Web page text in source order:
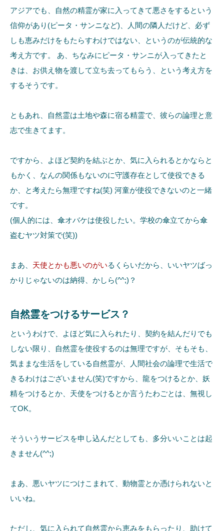
アジアでも、自然の精霊が家に入ってきて悪さをするという
信仰があり(ピータ・サンニなど)、人間の隣人だけど、必ず
しも恵みだけをもたらすわけではない、というのが伝統的な
考え方です。 あ、ちなみにピータ・サンニが入ってきたと
きは、お供え物を渡して立ち去ってもらう、という考え方を
するそうです。
ともあれ、自然霊は土地や森に宿る精霊で、彼らの論理と意
志で生きてます。
ですから、よほど契約を結ぶとか、気に入られるとかならと
もかく、なんの関係もないのに守護存在として使役できる
か、と考えたら無理ですね(笑) 河童が使役できないのと一緒
です。
(個人的には、傘オバケは使役したい。学校の傘立てから傘
盗むヤツ対策で(笑))
まあ、 天使とかも悪いのがいるくらいだから、いいヤツばっ
かりじゃないのは納得、かしら(^^;)？
自然霊をつけるサービス？
というわけで、よほど気に入られたり、契約を結んだりでも
しない限り、自然霊を使役するのは無理ですが、そもそも、
気ままな生活をしている自然霊が、人間社会の論理で生活で
きるわけはございません(笑)ですから、龍をつけるとか、妖
精をつけるとか、天使をつけるとか言うたわごとは、無視し
てOK。
そういうサービスを申し込んだとしても、多分いいことは起
きません(^^;)
まあ、悪いヤツにつけこまれて、動物霊とか憑けられないと
いいね。
ただし、気に入られて自然霊から恵みをもらったり、助けて